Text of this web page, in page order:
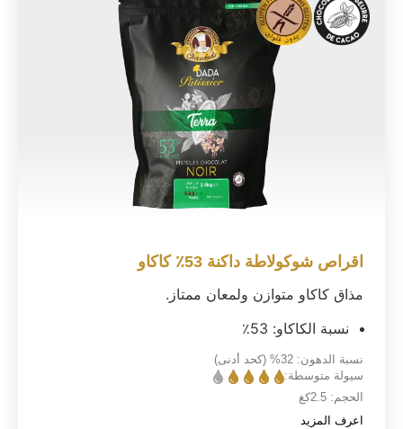
اقراص شوكولاطة داكنة 53٪ كاكاو
مذاق كاكاو متوازن ولمعان ممتاز.
نسبة الكاكاو: 53٪
نسبة الدهون: 32%
(كحد أدنى)
سيولة متوسطة:
الحجم: 2.5كغ
اعرف المزيد